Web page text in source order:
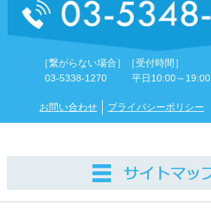
［繋がらない場合］
03-5338-1270
［受付時間］
平日10:00～19:00
お問い合わせ プライバシーポリシー